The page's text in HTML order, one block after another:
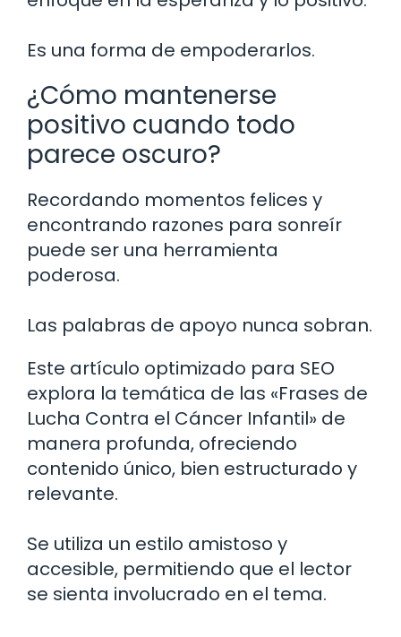
Es una forma de empoderarlos.
¿Cómo mantenerse
positivo cuando todo
parece oscuro?
Recordando momentos felices y
encontrando razones para sonreír
puede ser una herramienta
poderosa.
Las palabras de apoyo nunca sobran.
Este artículo optimizado para SEO
explora la temática de las «Frases de
Lucha Contra el Cáncer Infantil» de
manera profunda, ofreciendo
contenido único, bien estructurado y
relevante.
Se utiliza un estilo amistoso y
accesible, permitiendo que el lector
se sienta involucrado en el tema.